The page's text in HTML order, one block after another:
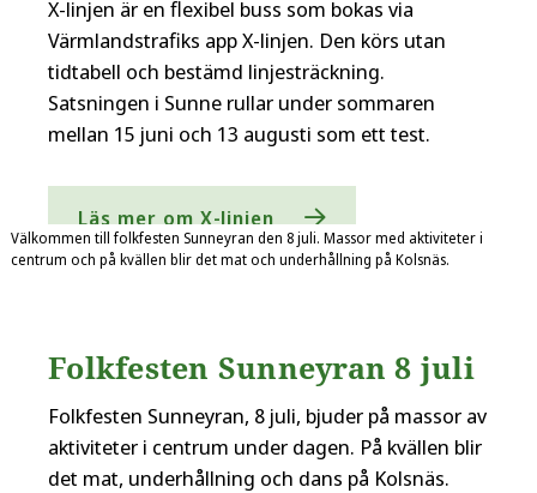
X-linjen är en flexibel buss som bokas via
Värmlandstrafiks app X-linjen. Den körs utan
tidtabell och bestämd linjesträckning.
Satsningen i Sunne rullar under sommaren
mellan 15 juni och 13 augusti som ett test.
Läs mer om X-linjen
Välkommen till folkfesten Sunneyran den 8 juli. Massor med aktiviteter i
centrum och på kvällen blir det mat och underhållning på Kolsnäs.
Folkfesten Sunneyran 8 juli
Folkfesten Sunneyran, 8 juli, bjuder på massor av
aktiviteter i centrum under dagen. På kvällen blir
det mat, underhållning och dans på Kolsnäs.